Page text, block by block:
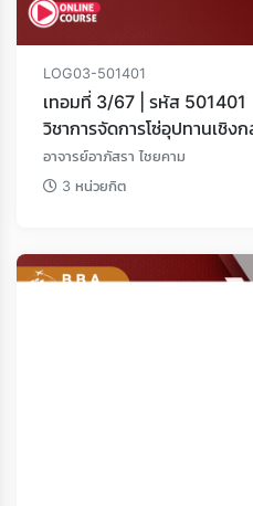
LOG03-501401
เทอมที่ 3/67 | รหัส 501401
วิชาการจัดการโซ่อุปทานเชิง
อาจารย์อาภัสรา ไชยคาม
3 หน่วยกิต